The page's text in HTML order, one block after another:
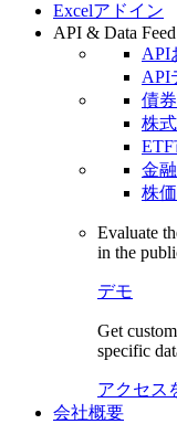
Excelアドイン
API & Data Feed
API
API
債
株
金
株
Evaluate
in the
デモ
Get
specific
アクセス
会社概要